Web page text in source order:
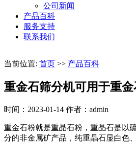
公司新闻
产品百科
服务支持
联系我们
当前位置: 首页 >> 产品百科
重金石筛分机可用于重
时间：2023-01-14 作者：admin
重金石粉就是重晶石粉，重晶石是以
分的非金属矿产品，纯重晶石显白色